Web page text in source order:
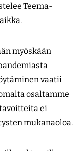
Teema-
myöskään
vaatii
osaltamme
ei
mukanaoloa.